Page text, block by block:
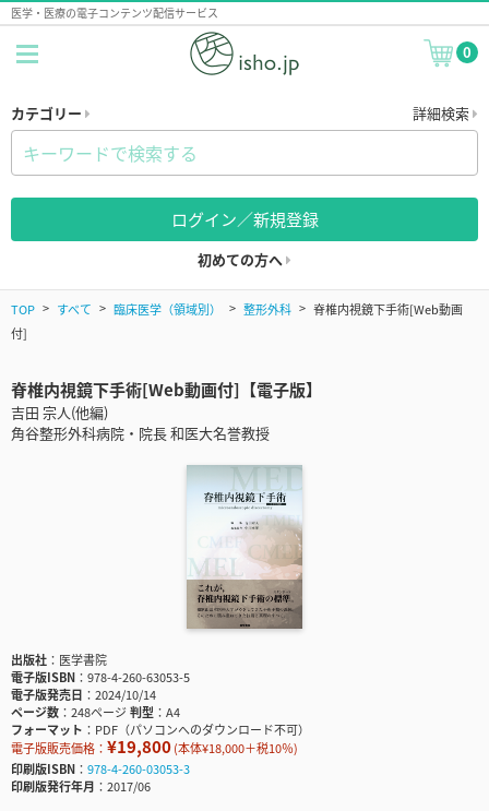
医学・医療の電子コンテンツ配信サービス
0
カテゴリー 詳細検索
ログイン／新規登録
初めての方へ
TOP すべて 臨床医学（領域別） 整形外科
脊椎内視鏡下手術[Web動画
付]
脊椎内視鏡下手術[Web動画付]【電子版】
吉田 宗人(他編)
角谷整形外科病院・院長 和医大名誉教授
出版社
医学書院
電子版ISBN
978-4-260-63053-5
電子版発売日
2024/10/14
ページ数
248ページ判型
A4
フォーマット
PDF（パソコンへのダウンロード不可）
電子版販売価格： ¥19,800(本体¥18,000＋税10％)
印刷版ISBN
978-4-260-03053-3
印刷版発行年月
2017/06